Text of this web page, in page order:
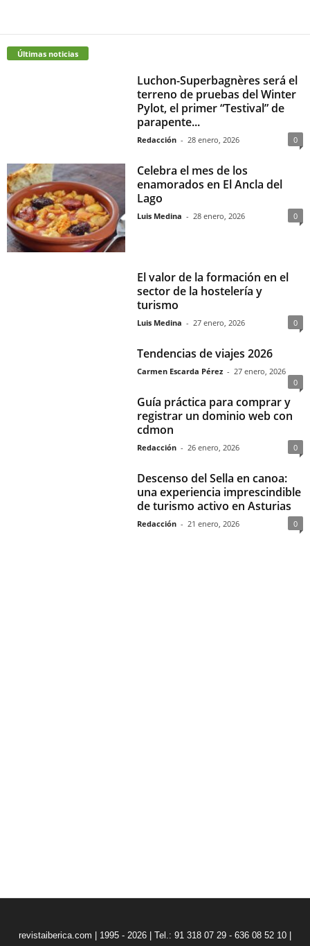
Últimas noticias
Luchon-Superbagnères será el
terreno de pruebas del Winter
Pylot, el primer “Testival” de
parapente...
Redacción - 28 enero, 2026 0
Celebra el mes de los
enamorados en El Ancla del
Lago
Luis Medina - 28 enero, 2026 0
El valor de la formación en el
sector de la hostelería y
turismo
Luis Medina - 27 enero, 2026 0
Tendencias de viajes 2026
Carmen Escarda Pérez - 27 enero, 2026
0
Guía práctica para comprar y
registrar un dominio web con
cdmon
Redacción - 26 enero, 2026 0
Descenso del Sella en canoa:
una experiencia imprescindible
de turismo activo en Asturias
Redacción - 21 enero, 2026 0
revistaiberica.com | 1995 - 2026 | Tel.: 91 318 07 29 - 636 08 52 10 |